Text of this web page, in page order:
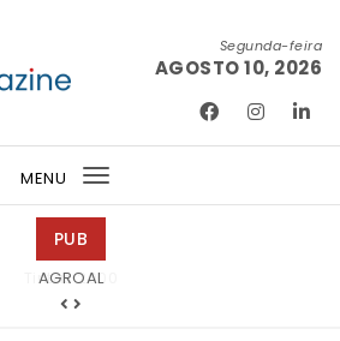
Segunda-feira
AGOSTO 10, 2026
MENU
Toggle
PUB
Tintas 2000